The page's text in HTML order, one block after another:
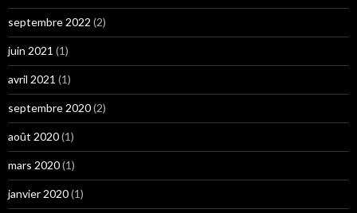
septembre 2022 (2)
juin 2021 (1)
avril 2021 (1)
septembre 2020(2)
août 2020(1)
mars 2020(1)
janvier 2020(1)